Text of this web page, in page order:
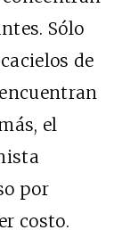
Sólo
de
el
por
costo.